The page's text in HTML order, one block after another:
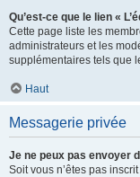
Qu’est-ce que le lien «
Cette page liste les
administrateurs et les
supplémentaires tels que
Haut
Messagerie privée
Je ne peux pas envoyer
Soit vous n’êtes pas